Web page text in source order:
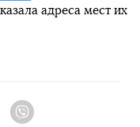
адреса мест их
Telegram